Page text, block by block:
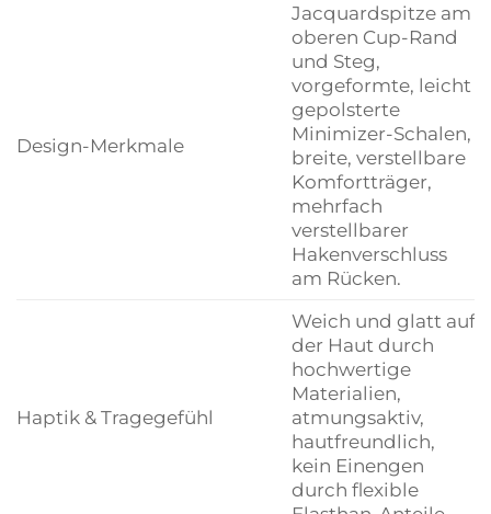
Design-Merkmale
Jacquardspitze am
oberen Cup-Rand
und Steg,
vorgeformte, leicht
gepolsterte
Minimizer-Schalen,
breite, verstellbare
Komfortträger,
mehrfach
verstellbarer
Hakenverschluss
am Rücken.
Haptik & Tragegefühl
Weich und glatt auf
der Haut durch
hochwertige
Materialien,
atmungsaktiv,
hautfreundlich,
kein Einengen
durch flexible